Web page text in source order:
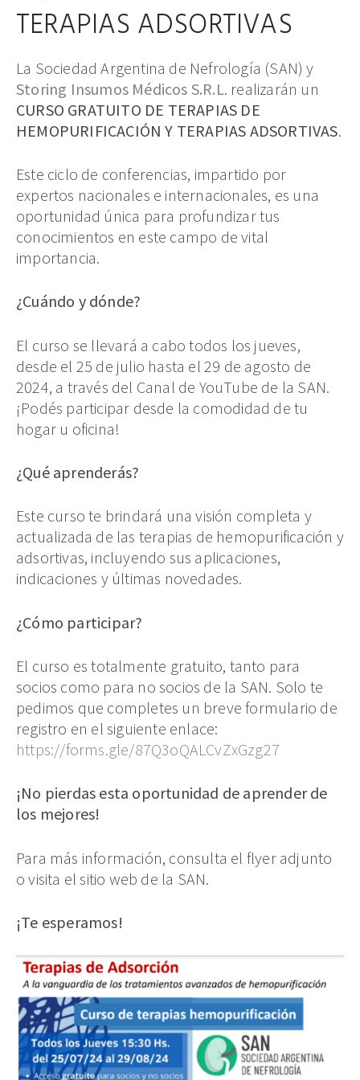
TERAPIAS ADSORTIVAS
La Sociedad Argentina de Nefrología (SAN) y
Storing Insumos Médicos S.R.L. realizarán un
CURSO GRATUITO DE TERAPIAS DE
HEMOPURIFICACIÓN Y TERAPIAS ADSORTIVAS.
Este ciclo de conferencias, impartido por
expertos nacionales e internacionales, es una
oportunidad única para profundizar tus
conocimientos en este campo de vital
importancia.
¿Cuándo y dónde?
El curso se llevará a cabo todos los jueves,
desde el 25 de julio hasta el 29 de agosto de
2024, a través del Canal de YouTube de la SAN.
¡Podés participar desde la comodidad de tu
hogar u oficina!
¿Qué aprenderás?
Este curso te brindará una visión completa y
actualizada de las terapias de hemopurificación y
adsortivas, incluyendo sus aplicaciones,
indicaciones y últimas novedades.
¿Cómo participar?
El curso es totalmente gratuito, tanto para
socios como para no socios de la SAN. Solo te
pedimos que completes un breve formulario de
registro en el siguiente enlace:
https://forms.gle/87Q3oQALCvZxGzg27
¡No pierdas esta oportunidad de aprender de
los mejores!
Para más información, consulta el flyer adjunto
o visita el sitio web de la SAN.
¡Te esperamos!